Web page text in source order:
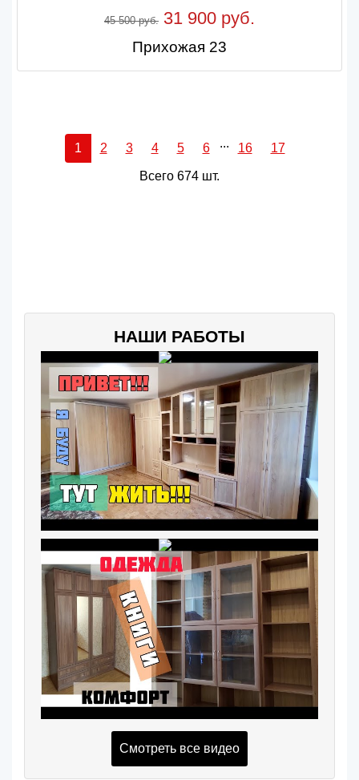
45 500 руб. 31 900 руб.
Прихожая 23
1 2 3 4 5 6 ... 16 17
Всего 674 шт.
НАШИ РАБОТЫ
Смотреть все видео